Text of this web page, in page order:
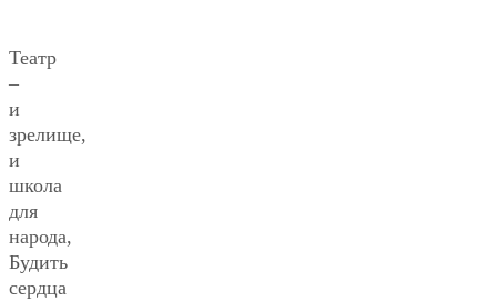
Театр
–
и
зрелище,
и
школа
для
народа,
Будить
сердца